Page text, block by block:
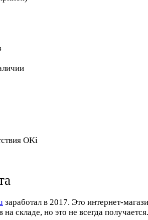
OKi
заработал в 2017. Это интернет-
складе, но это не всегда